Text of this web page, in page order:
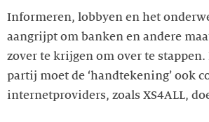
Informeren, lobbyen en het
aangrijpt om banken en andere
zover te krijgen om over te
partij moet de ‘handtekening’ ook
internetproviders, zoals XS4ALL,